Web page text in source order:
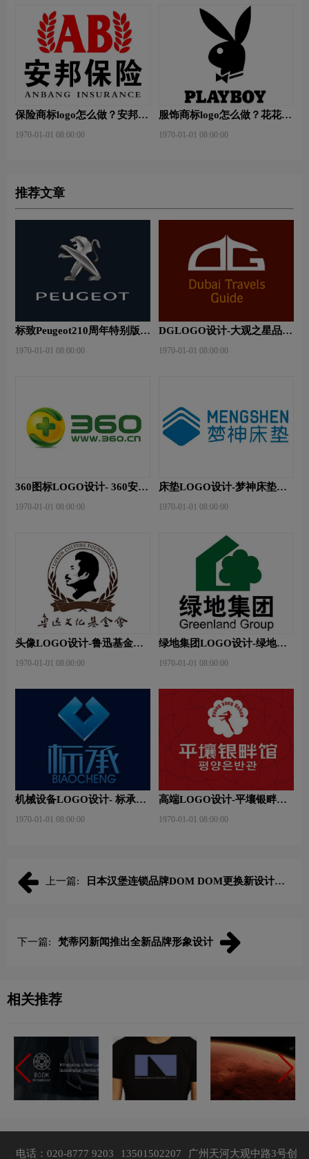
保险商标logo怎么做？安邦保
1970-01-01 08:00:00
服饰商标logo怎么做？花花公
1970-01-01 08:00:00
推荐文章
标致Peugeot210周年特别版新
1970-01-01 08:00:00
DGLOGO设计-大观之星品牌
1970-01-01 08:00:00
360图标LOGO设计- 360安全
1970-01-01 08:00:00
床垫LOGO设计-梦神床垫品
1970-01-01 08:00:00
头像LOGO设计-鲁迅基金会
1970-01-01 08:00:00
绿地集团LOGO设计-绿地集
1970-01-01 08:00:00
机械设备LOGO设计- 标承机
1970-01-01 08:00:00
高端LOGO设计-平壤银畔馆
1970-01-01 08:00:00
上一篇:
日本汉堡连锁品牌DOM DOM更换新设计
下一篇: 梵蒂冈新闻推出全新品牌形象设计
相关推荐
电话：020-8777 9203 13501502207 广州天河大观中路3号创